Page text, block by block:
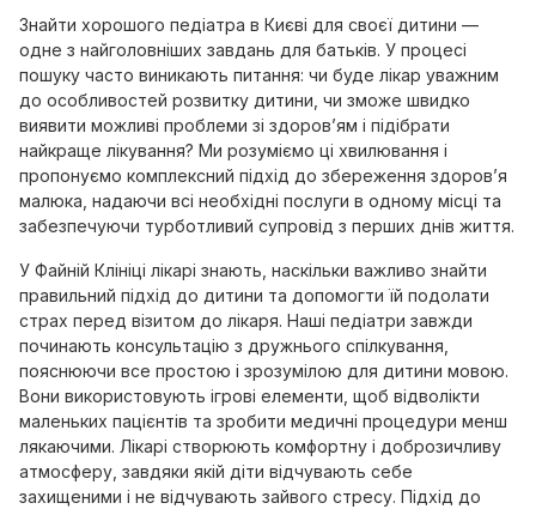
Знайти хорошого педіатра в Києві для своєї дитини —
одне з найголовніших завдань для батьків. У процесі
пошуку часто виникають питання: чи буде лікар уважним
до особливостей розвитку дитини, чи зможе швидко
виявити можливі проблеми зі здоров’ям і підібрати
найкраще лікування? Ми розуміємо ці хвилювання і
пропонуємо комплексний підхід до збереження здоров’я
малюка, надаючи всі необхідні послуги в одному місці та
забезпечуючи турботливий супровід з перших днів життя.
У Файній Клініці лікарі знають, наскільки важливо знайти
правильний підхід до дитини та допомогти їй подолати
страх перед візитом до лікаря. Наші педіатри завжди
починають консультацію з дружнього спілкування,
пояснюючи все простою і зрозумілою для дитини мовою.
Вони використовують ігрові елементи, щоб відволікти
маленьких пацієнтів та зробити медичні процедури менш
лякаючими. Лікарі створюють комфортну і доброзичливу
атмосферу, завдяки якій діти відчувають себе
захищеними і не відчувають зайвого стресу. Підхід до